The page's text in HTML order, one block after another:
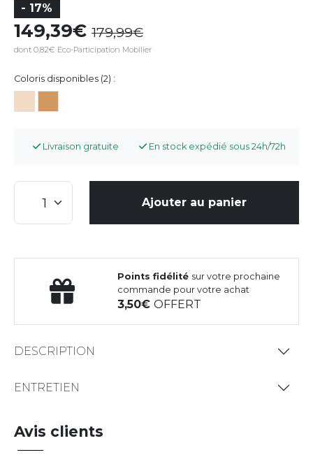
- 17%
149,39 179,99
dont 0,82€ Eco-Participation Mobilier
Coloris disponibles (2) :
Livraison gratuite En stock expédié sous 24h/72h
Ajouter au panier
Points fidélité sur votre prochaine
commande pour votre achat
3,50OFFERT
DESCRIPTION
ENTRETIEN
Avis clients